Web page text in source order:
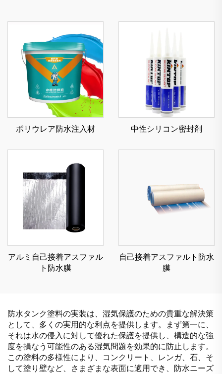
ポリウレア防水注入材 中性シリコン密封剤
アルミ自己接着アスファル
ト防水膜
自己接着アスファルト防水
膜
防水タンク塗料の実装は、湿気保護のための貴重な解決策
として、多くの実用的な利点を提供します。まず第一に、
それは水の侵入に対して優れた保護を提供し、構造的な強
度を損なう可能性のある湿気問題を効果的に防止します。
この塗料の多様性により、コンクリート、レンガ、石、そ
して塗り壁など、さまざまな表面に適用でき、防水ニーズ